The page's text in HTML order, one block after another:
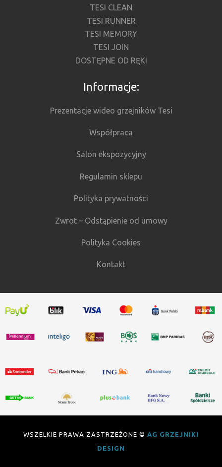
TESI CLEAN
TESI RUNNER
TESI MEMORY
TESI JOIN
DOSTĘPNE OD RĘKI
Informacje:
Prezentacje wideo grzejników Tesi
Współpraca
Salon ekspozycyjny
Regulamin sklepu
Polityka prywatności
Zwrot – Odstąpienie od umowy
Polityka Cookies
Kontakt
WSZELKIE PRAWA ZASTRZEŻONE © AG GRZEJNIKI
DESIGN